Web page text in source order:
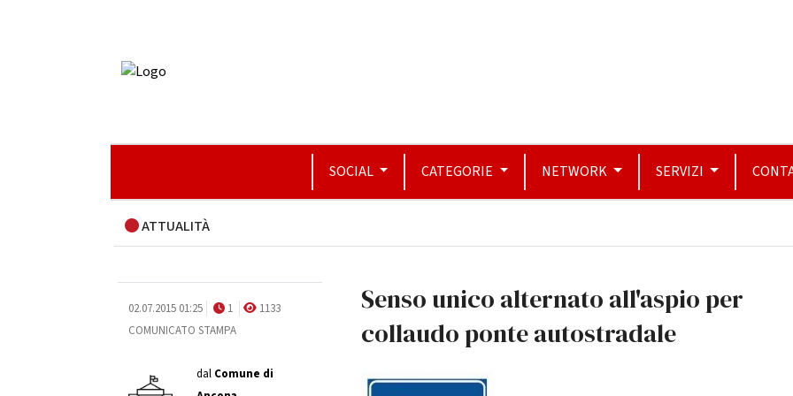
SOCIAL CATEGORIE NETWORK SERVIZI
ATTUALITÀ
02.07.2015 01:25 1
1133
COMUNICATO STAMPA
dal Comune di
Senso unico alternato all'aspio per
collaudo ponte autostradale